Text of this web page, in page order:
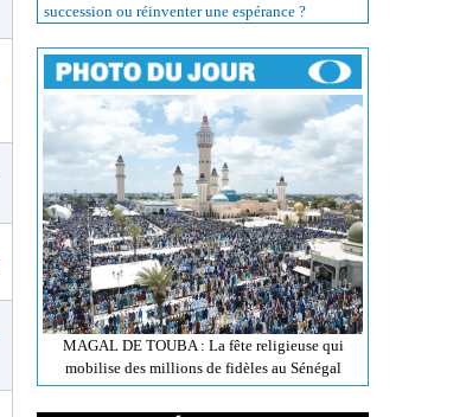
succession ou réinventer une espérance ?
MAGAL DE TOUBA : La fête religieuse qui
mobilise des millions de fidèles au Sénégal